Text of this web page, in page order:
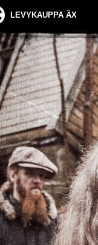
LEVYKAUPPA ÄX